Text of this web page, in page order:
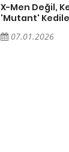
X-Men Değil,
'Mutant'
07.01.2026